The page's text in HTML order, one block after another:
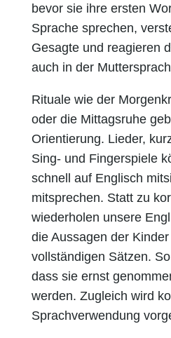
bevor sie ihre ersten
Sprache sprechen,
Gesagte und reagieren
auch in der
Rituale wie der
oder die Mittagsruhe
Orientierung. Lieder,
Sing- und Fingerspiele
schnell auf Englisch
mitsprechen. Statt zu
wiederholen unsere
die Aussagen der
vollständigen Sätzen.
dass sie ernst
werden. Zugleich wird
Sprachverwendung